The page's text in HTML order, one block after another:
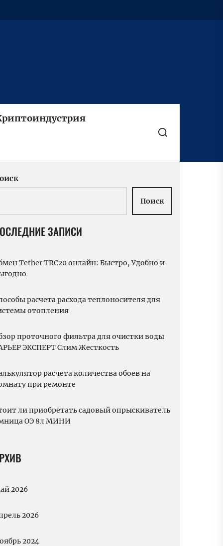
Поиск
ЗАПИСИ
Tether TRC20 онлайн: Быстро, Удобно и
расчета расхода теплоносителя для
отопления
проточного фильтра для очистки воды
ЭКСПЕРТ Слим Жесткость
расчета количества обоев на
при ремонте
ли приобретать садовый опрыскиватель
ОЭ 8л МИНИ
2026
2026
2024